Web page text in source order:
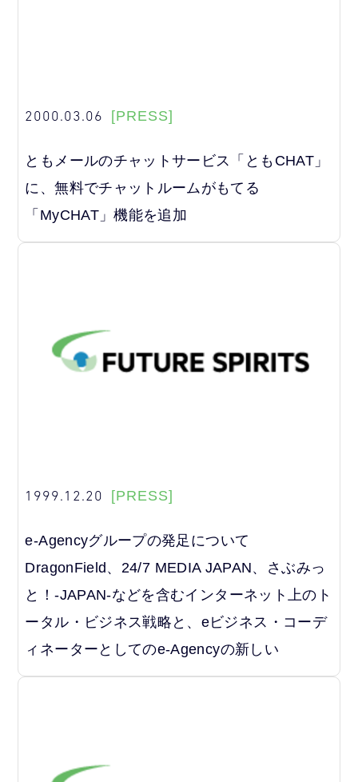
2000.03.06 [PRESS]
ともメールのチャットサービス「ともCHAT」
に、無料でチャットルームがもてる
「MyCHAT」機能を追加
1999.12.20 [PRESS]
e-Agencyグループの発足について
DragonField、24/7 MEDIA JAPAN、さぶみっ
と！-JAPAN-などを含むインターネット上のト
ータル・ビジネス戦略と、eビジネス・コーデ
ィネーターとしてのe-Agencyの新しい